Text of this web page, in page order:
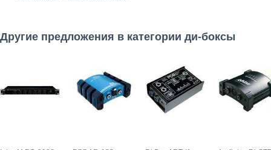
Другие предложения в категории ди-боксы